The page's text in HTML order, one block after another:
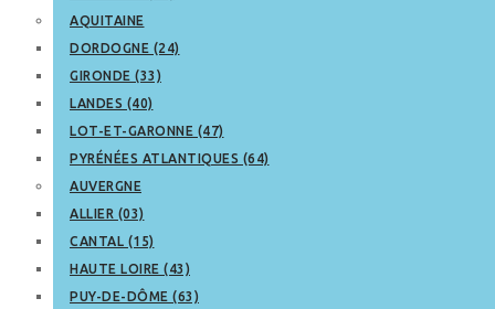
AQUITAINE
DORDOGNE (24)
GIRONDE (33)
LANDES (40)
LOT-ET-GARONNE (47)
PYRÉNÉES ATLANTIQUES (64)
AUVERGNE
ALLIER (03)
CANTAL (15)
HAUTE LOIRE (43)
PUY-DE-DÔME (63)